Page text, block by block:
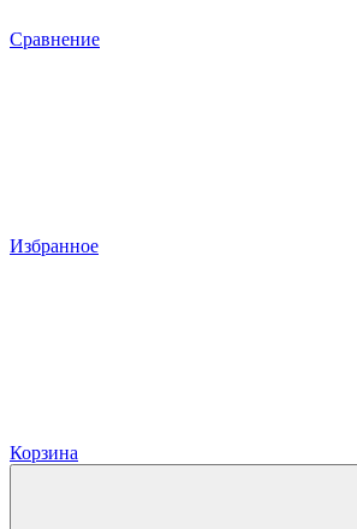
Сравнение
Избранное
Корзина